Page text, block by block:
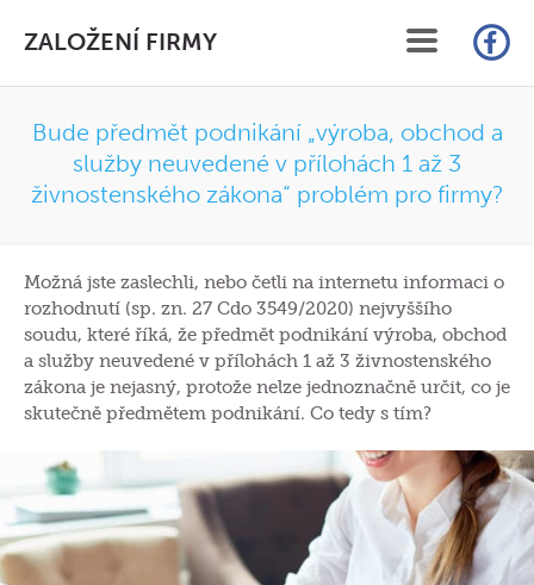
ZALOŽENÍ FIRMY
SLUŽBY
FAQ
ČLÁNKY
KONTAKT
ON-LINE ZALOŽENÍ S.R.O.
Bude předmět podnikání „výroba, obchod a
služby neuvedené v přílohách 1 až 3
živnostenského zákona“ problém pro firmy?
Možná jste zaslechli, nebo četli na internetu informaci o
rozhodnutí (sp. zn. 27 Cdo 3549/2020) nejvyššího
soudu, které říká, že předmět podnikání výroba, obchod
a služby neuvedené v přílohách 1 až 3 živnostenského
zákona je nejasný, protože nelze jednoznačně určit, co je
skutečně předmětem podnikání. Co tedy s tím?